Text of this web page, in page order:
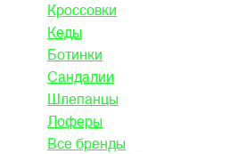
Кроссовки
Кеды
Ботинки
Сандалии
Шлепанцы
Лоферы
Все бренды